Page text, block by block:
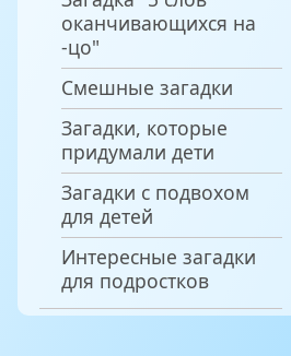
оканчивающихся на
-цо"
Смешные загадки
Загадки, которые
придумали дети
Загадки с подвохом
для детей
Интересные загадки
для подростков